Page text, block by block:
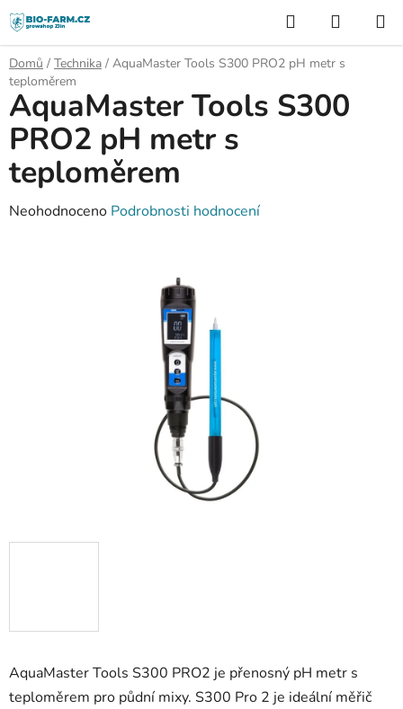
Přejít
na
obsah
Hledat
KOŠÍK
Domů / Technika / AquaMaster Tools S300 PRO2 pH metr s
teploměrem
AquaMaster Tools S300 PRO2 je přenosný pH metr s
teploměrem pro půdní mixy. S300 Pro 2 je ideální měřič
AquaMaster Tools S300
PRO2 pH metr s
teploměrem
Průměrné
Neohodnoceno Podrobnosti hodnocení